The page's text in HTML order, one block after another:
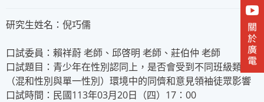
研究生姓名：倪巧儒
口試委員：賴祥蔚 老師、邱啓明 老師、莊伯仲 老師
口試題目：青少年在性別認同上，是否會受到不同班級類型
（混和性別與單一性別）環境中的同儕和意見領袖徒眾影響
口試時間：民國113年03月20日（四）17：00